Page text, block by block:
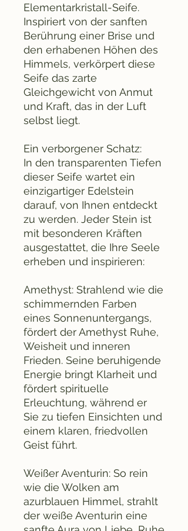
Elementarkristall-Seife.
Inspiriert von der sanften
Berührung einer Brise und
den erhabenen Höhen des
Himmels, verkörpert diese
Seife das zarte
Gleichgewicht von Anmut
und Kraft, das in der Luft
selbst liegt.
Ein verborgener Schatz:
In den transparenten Tiefen
dieser Seife wartet ein
einzigartiger Edelstein
darauf, von Ihnen entdeckt
zu werden. Jeder Stein ist
mit besonderen Kräften
ausgestattet, die Ihre Seele
erheben und inspirieren:
Amethyst: Strahlend wie die
schimmernden Farben
eines Sonnenuntergangs,
fördert der Amethyst Ruhe,
Weisheit und inneren
Frieden. Seine beruhigende
Energie bringt Klarheit und
fördert spirituelle
Erleuchtung, während er
Sie zu tiefen Einsichten und
einem klaren, friedvollen
Geist führt.
Weißer Aventurin: So rein
wie die Wolken am
azurblauen Himmel, strahlt
der weiße Aventurin eine